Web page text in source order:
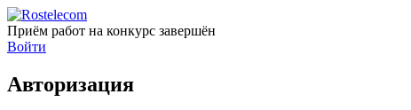
Приём работ на конкурс завершён
Войти
Авторизация